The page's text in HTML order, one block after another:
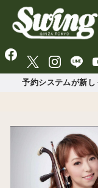
予約システムが新